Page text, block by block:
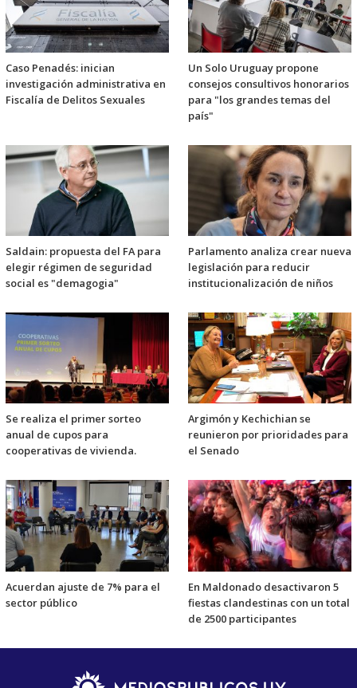
Caso Penadés: inician
investigación administrativa en
Fiscalía de Delitos Sexuales
Un Solo Uruguay propone
consejos consultivos honorarios
para "los grandes temas del
país"
Saldain: propuesta del FA para
elegir régimen de seguridad
social es "demagogia"
Parlamento analiza crear nueva
legislación para reducir
institucionalización de niños
Se realiza el primer sorteo
anual de cupos para
cooperativas de vivienda.
Argimón y Kechichian se
reunieron por prioridades para
el Senado
Acuerdan ajuste de 7% para el
sector público
En Maldonado desactivaron 5
fiestas clandestinas con un total
de 2500 participantes